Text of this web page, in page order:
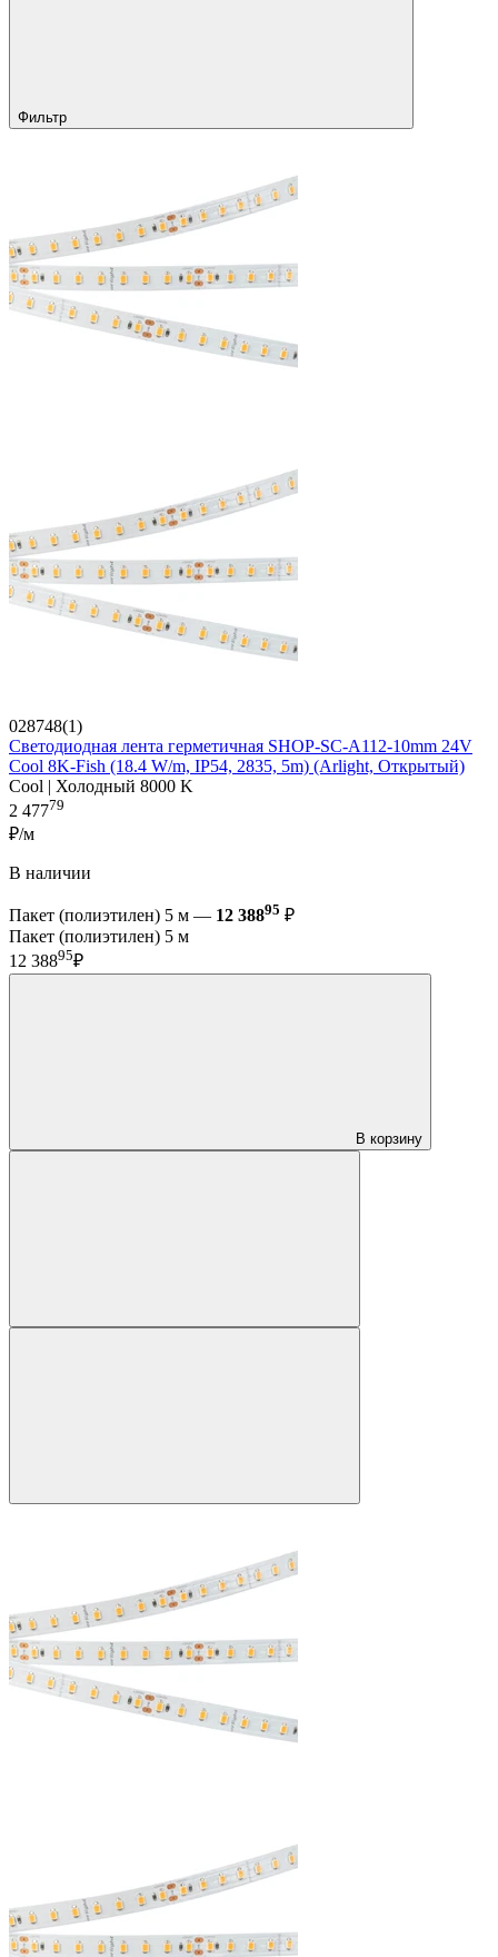
Фильтр
028748(1)
Светодиодная лента герметичная SHOP-SC-A112-10mm 24V
Cool 8K-Fish (18.4 W/m, IP54, 2835, 5m) (Arlight, Открытый)
Cool | Холодный 8000 K
2 47779
₽/м
В наличии
Пакет (полиэтилен) 5 м — 12 38895 ₽
Пакет (полиэтилен) 5 м
12 38895₽
В корзину